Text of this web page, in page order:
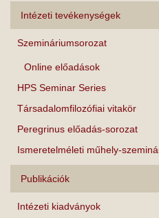
Intézeti tevékenységek
Szemináriumsorozat
Online előadások
HPS Seminar Series
Társadalomfilozófiai vitakör
Peregrinus előadás-sorozat
Ismeretelméleti műhely-
Publikációk
Intézeti kiadványok